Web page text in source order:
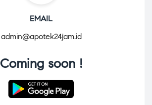
EMAIL
admin@apotek24jam.id
Coming soon !